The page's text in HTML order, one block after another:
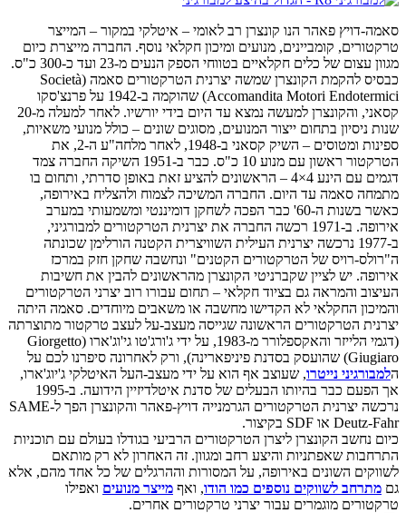
סאמה-דויץ פאהר הנו קונצרן רב לאומי – איטלקי במקור – המייצר
טרקטורים, קומביינים, מנועים ומיכון חקלאי נוסף. החברה מייצרת כיום
מגוון עצום של כלים חקלאיים בטווחי הספק הנעים מ-23 ועד כ-300 כ"ס.
כבסיס להקמת הקונצרן שמשה יצרנית הטרקטורים סאמה (Società
Accomandita Motori Endotermici) שהוקמה ב-1942 על פרנצ'סקו
קסאני, והקונצרן למעשה נמצא עד היום בידי יורשיו. לאחר למעלה מ-20
שנות ניסיון בתחום ייצור המנועים, מסוגים שונים – כולל מנועי משאיות,
ספינות ומטוסים – השיק קסאני ב-1948, לאחר מלחה"ע ה-2, את
הטרקטור ראשון עם מנוע 10 כ"ס. כבר ב-1951 השיקה החברה צמד
דגמים עם הינע 4×4 – הראשונים להציע זאת באופן סדרתי, ותחום בו
מתמחה סאמה עד היום. החברה המשיכה לצמוח ולהצליח באירופה,
כאשר בשנות ה-60' כבר הפכה לשחקן דומיננטי ומשמעותי במערב
אירופה. ב-1971 רכשה החברה את יצרנית הטרקטורים למבורגיני,
ב-1977 נרכשה יצרנית העילית השוויצרית הקטנה הורלימן שכונתה
ה"רולס-רויס של הטרקטורים הקטנים" ונחשבה שחקן חזק במרכז
אירופה. יש לציין שקברניטי הקונצרן מהראשונים להבין את חשיבות
העיצוב והמראה גם בציוד חקלאי – תחום עבורו רוב יצרני הטרקטורים
והמיכון החקלאי לא הקדישו מחשבה או משאבים מיוחדים. סאמה היתה
יצרנית הטרקטורים הראשונה שגייסה מעצב-על לעצב טרקטור מתוצרתה
(דגמי הלייזר והאקספלורר מ-1983, על ידי ג'ורג'טו גי'וג'ארו (Giorgetto
Giugiaro) שהועסק בסדנת פיניפארינה), ורק לאחרונה סיפרנו לכם על
הלמבורגיני נייטרו, שעוצב אף הוא על ידי מעצב-העל האיטלקי ג'יוג'ארו,
אך הפעם כבר בהיותו הבעלים של סדנת איטלדיזיין הידועה. ב-1995
נרכשה יצרנית הטרקטורים הגרמנייה דויץ-פאהר והקונצרן הפך ל-SAME
Deutz-Fahr או SDF בקיצור.
כיום נחשב הקונצרן ליצרן הטרקטורים הרביעי בגודלו בעולם עם תוכניות
התרחבות שאפתניות והיצע רחב ומגוון. זה האחרון לא רק מותאם
לשווקים השונים באירופה, על המסורות וההרגלים של כל אחד מהם, אלא
גם מתרחב לשווקים נוספים כמו הודו, ואף מייצר מנועים ואפילו
טרקטורים מוגמרים עבור יצרני טרקטורים אחרים.